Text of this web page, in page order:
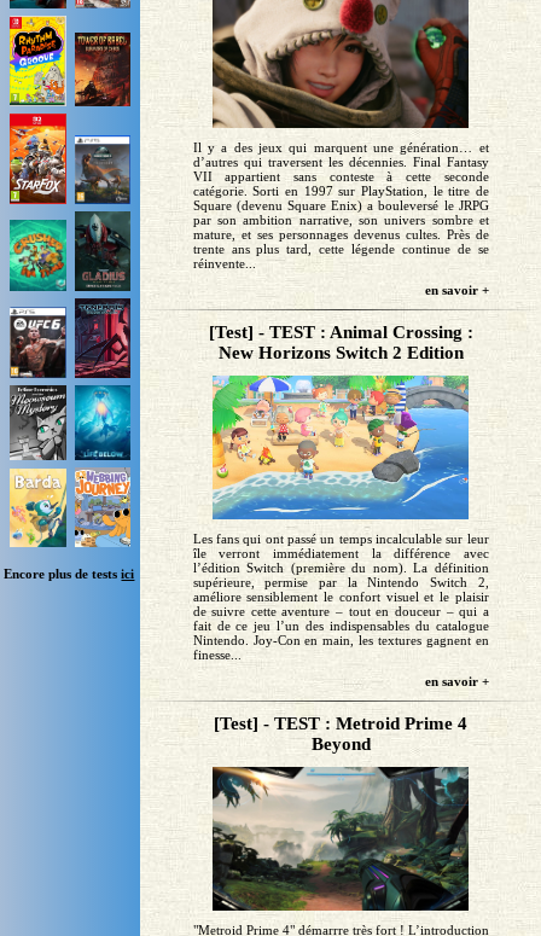
Encore plus de testsici
Il y a des jeux qui marquent une génération… et
d’autres qui traversent les décennies. Final Fantasy
VII appartient sans conteste à cette seconde
catégorie. Sorti en 1997 sur PlayStation, le titre de
Square (devenu Square Enix) a bouleversé le JRPG
par son ambition narrative, son univers sombre et
mature, et ses personnages devenus cultes. Près de
trente ans plus tard, cette légende continue de se
réinvente...
en savoir +
[Test] - TEST : Animal Crossing :
New Horizons Switch 2 Edition
Les fans qui ont passé un temps incalculable sur leur
île verront immédiatement la différence avec
l’édition Switch (première du nom). La définition
supérieure, permise par la Nintendo Switch 2,
améliore sensiblement le confort visuel et le plaisir
de suivre cette aventure – tout en douceur – qui a
fait de ce jeu l’un des indispensables du catalogue
Nintendo. Joy-Con en main, les textures gagnent en
finesse...
en savoir +
[Test] - TEST : Metroid Prime 4
Beyond
"Metroid Prime 4" démarrre très fort ! L’introduction